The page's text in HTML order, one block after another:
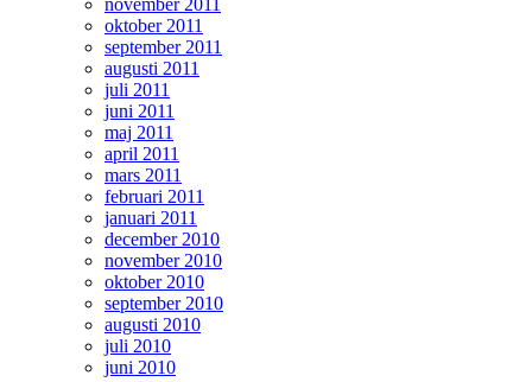
november 2011
oktober 2011
september 2011
augusti 2011
juli 2011
juni 2011
maj 2011
april 2011
mars 2011
februari 2011
januari 2011
december 2010
november 2010
oktober 2010
september 2010
augusti 2010
juli 2010
juni 2010